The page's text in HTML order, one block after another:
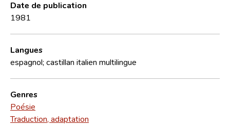
Date de publication
1981
Langues
espagnol; castillan italien multilingue
Genres
Poésie
Traduction, adaptation